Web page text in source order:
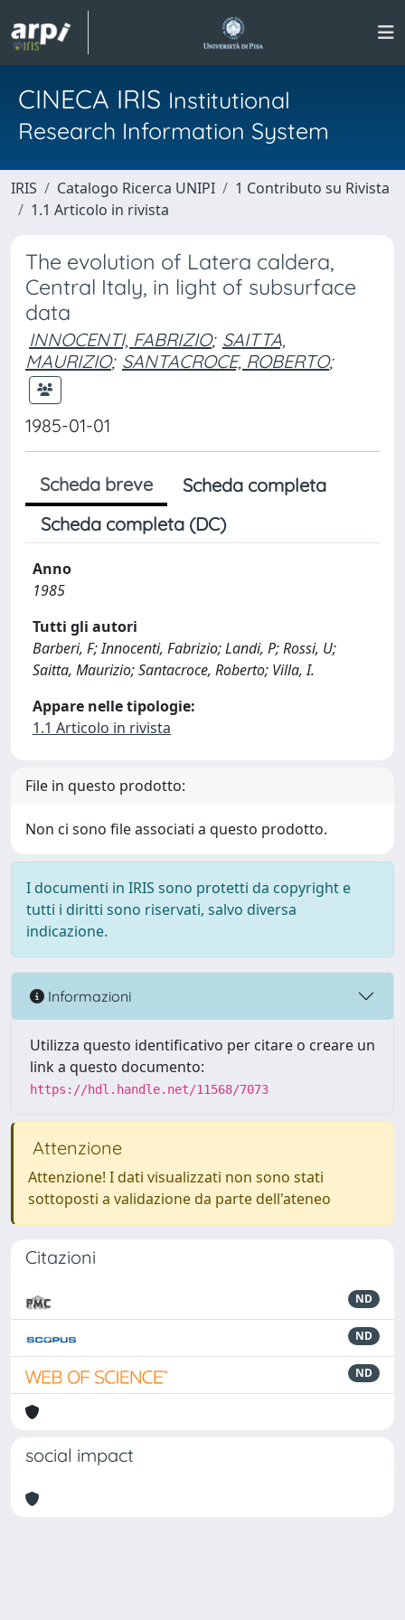
CINECA IRIS Institutional
Research Information System
IRIS Catalogo Ricerca UNIPI
1 Contributo su Rivista
1.1 Articolo in rivista
The evolution of Latera caldera,
Central Italy, in light of subsurface
data
INNOCENTI, FABRIZIO; SAITTA,
MAURIZIO; SANTACROCE, ROBERTO;
1985-01-01
Scheda breve
Scheda completa
Scheda completa (DC)
Anno
1985
Tutti gli autori
Barberi, F; Innocenti, Fabrizio; Landi, P; Rossi, U;
Saitta, Maurizio; Santacroce, Roberto; Villa, I.
Appare nelle tipologie:
1.1 Articolo in rivista
File in questo prodotto:
Non ci sono file associati a questo prodotto.
I documenti in IRIS sono protetti da copyright e
tutti i diritti sono riservati, salvo diversa
indicazione.
Informazioni
Utilizza questo identificativo per citare o creare un
link a questo documento:
https://hdl.handle.net/11568/7073
Attenzione
Attenzione! I dati visualizzati non sono stati
sottoposti a validazione da parte dell'ateneo
Citazioni
ND
ND
ND
social impact